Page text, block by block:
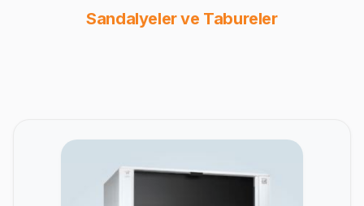
Sandalyeler ve Tabureler